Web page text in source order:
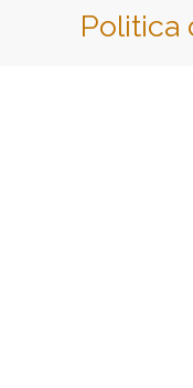
Politica